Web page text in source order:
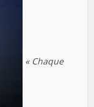
« Chaque